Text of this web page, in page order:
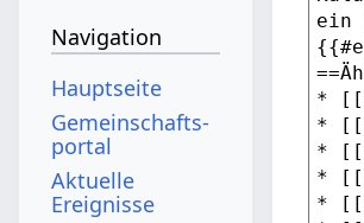
Navigation
Hauptseite
Gemeinschafts­
portal
Aktuelle
Ereignisse